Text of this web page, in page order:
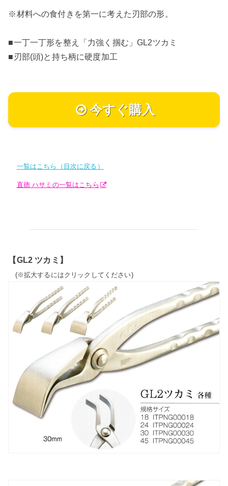
※材料への食付きを第一に考えた刃部の形。
■一丁一丁形を整え「力強く掴む」GL2ツカミ
■刃部(頭)と持ち柄に硬度加工
今すぐ購入
一覧はこちら（目次に戻る）
直徳 ハサミの一覧はこちら
【GL2 ツカミ】
(※拡大するにはクリックしてください)